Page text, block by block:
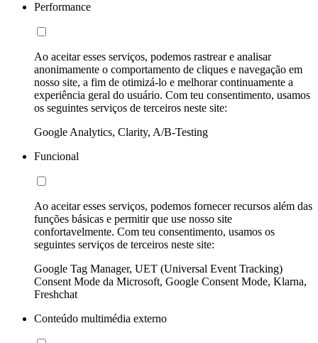
Performance
Ao aceitar esses serviços, podemos rastrear e analisar
anonimamente o comportamento de cliques e navegação em
nosso site, a fim de otimizá-lo e melhorar continuamente a
experiência geral do usuário. Com teu consentimento, usamos
os seguintes serviços de terceiros neste site:
Google Analytics, Clarity, A/B-Testing
Funcional
Ao aceitar esses serviços, podemos fornecer recursos além das
funções básicas e permitir que use nosso site
confortavelmente. Com teu consentimento, usamos os
seguintes serviços de terceiros neste site:
Google Tag Manager, UET (Universal Event Tracking)
Consent Mode da Microsoft, Google Consent Mode, Klarna,
Freshchat
Conteúdo multimédia externo